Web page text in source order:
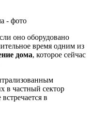
оно оборудовано
время одним из
дома, которое сейчас
в частный сектор
в